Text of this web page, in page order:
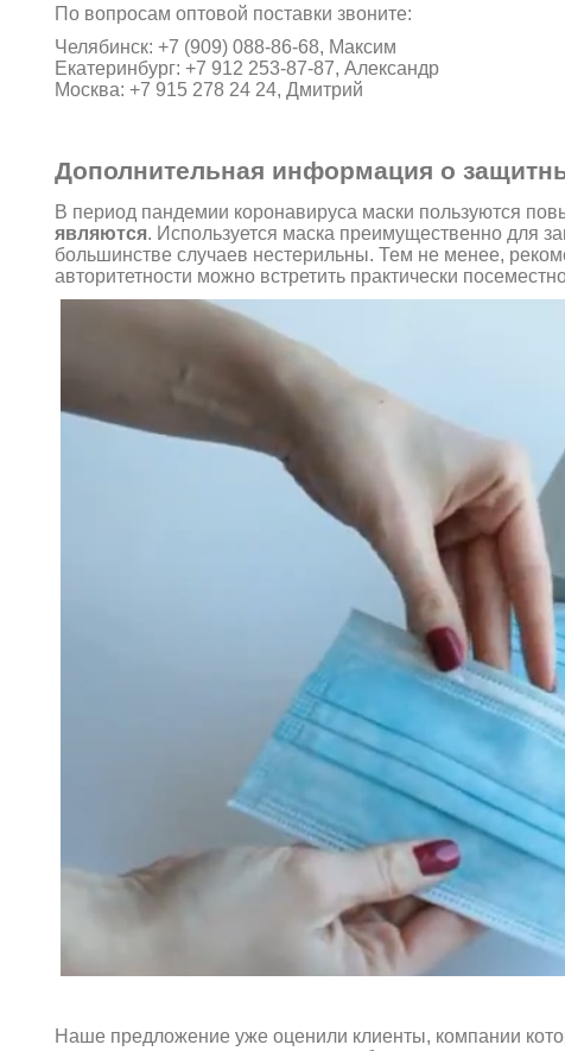
По вопросам оптовой поставки звоните:
Челябинск: +7 (909) 088-86-68, Максим
Екатеринбург: +7 912 253-87-87, Александр
Москва: +7 915 278 24 24, Дмитрий
Дополнительная информация о
В период пандемии коронавируса маски пользуются
являются. Используется маска преимущественно для
большинстве случаев нестерильны. Тем не менее,
авторитетности можно встретить практически
Наше предложение уже оценили клиенты, компании